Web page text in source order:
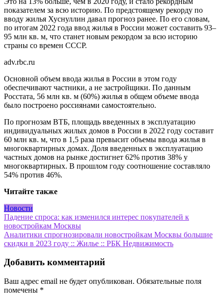
показателем за всю историю. По предстоящему рекорду по
вводу жилья Хуснуллин давал прогноз ранее. По его словам,
по итогам 2022 года ввод жилья в России может составить 93–
95 млн кв. м, что станет новым рекордом за всю историю
страны со времен СССР.
adv.rbc.ru
Основной объем ввода жилья в России в этом году
обеспечивают частники, а не застройщики. По данным
Росстата, 56 млн кв. м (60%) жилья в общем объеме ввода
было построено россиянами самостоятельно.
По прогнозам ВТБ, площадь введенных в эксплуатацию
индивидуальных жилых домов в России в 2022 году составит
60 млн кв. м, что в 1,5 раза превысит объемы ввода жилья в
многоквартирных домах. Доля введенных в эксплуатацию
частных домов на рынке достигнет 62% против 38% у
многоквартирных. В прошлом году соотношение составляло
54% против 46%.
Читайте также
Новости
Навигация
по
записям
Падение спроса: как изменился интерес покупателей к
новостройкам Москвы
Аналитики спрогнозировали новостройкам Москвы большие
скидки в 2023 году :: Жилье :: РБК Недвижимость
Добавить комментарий
Ваш адрес email не будет опубликован. Обязательные поля
помечены *